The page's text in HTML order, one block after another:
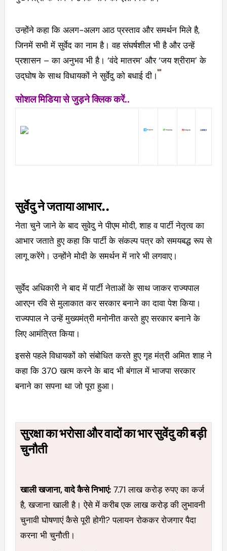
उन्होंने कहा कि अलग-अलग आठ प्रस्ताव और समर्थन मिले है,
जिनमें सभी में सुर्वेद का नाम है। वह संघर्षशील भी है और उन्हें
प्रशासन – का अनुभव भी है। ‘वंदे मातरम’ और ‘जय श्रीराम’ के
उद्‌घोष के साथ विधायकों ने सुर्वेदु को बधाई दी।
सोशल मिडिया से जुड़ने क्लिक करें..
सुर्वेदु ने जताया आभार..
नेता चुने जाने के बाद सुवेदु ने पीएम मोदी, शाह व पार्टी नेतृत्व का
आभार जताते हुए कहा कि पार्टी के संकल्प पत्र को समयबद्ध रूप से
लागू करेंगे। उन्होंने मोदी के समर्थन में नारे भी लगवाए।
सुर्वेद अधिकारी ने बाद में पार्टी नेताओं के साथ जाकर राज्यपाल
आरएन रवि से मुलाकात कर सरकार बनाने का दावा पेश किया।
राज्यपाल ने उन्हें मुख्यमंत्री मनोनीत करते हुए सरकार बनाने के
लिए आमंत्रित किया।
इससे पहले विधायकों को संबोधित करते हुए गृह मंत्री अमित शाह ने
कहा कि 370 खत्म करने के बाद भी बंगाल में भाजपा सरकार
बनाने का सपना था जो पूरा हुआ।
सुरक्षा का भरोसा और वादों का भार सुवेंदु की बड़ी
चुनौती
खाली खजाना, वादे कैसे निभाएं:7.71 लाख करोड़ रुपए का कर्ज
है, खजाना खाली है। ऐसे में करीब एक लाख करोड़ की लुभावनी
चुनावी घोषणाएं कैसे पूरी होगी? पलायन रोककर रोजगार पैदा
करना भी चुनौती।